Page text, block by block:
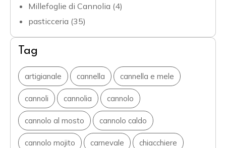
Millefoglie di Cannolia (4)
pasticceria (35)
Tag
artigianale cannella cannella e mele
cannoli cannolia cannolo
cannolo al mosto cannolo caldo
cannolo mojito carnevale chiacchiere